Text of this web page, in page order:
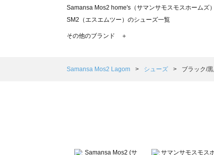
Samansa Mos2 home's（サマンサモスモスホームズ
SM2（エスエムツー）のシューズ一覧
TSUHARU by Samansa Mos2（ツハルバイサマンサ
Samansa Mos2 Lagom（サマンサモスモス ラーゴム
BETTY'S BLUE（べティーズブルー）のシューズ一覧
その他のブランド ＋
Samansa Mos2 Lagom シューズ ブラック/